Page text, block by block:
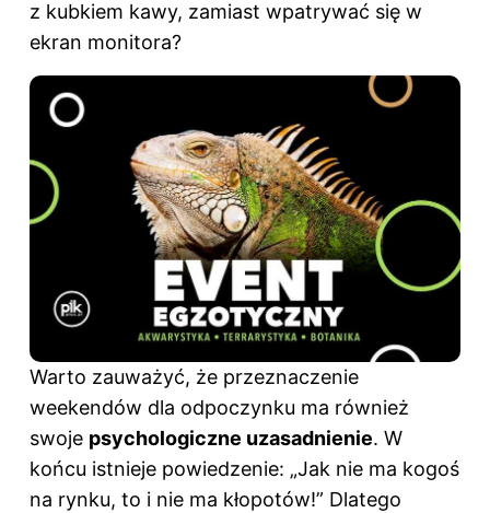
z kubkiem kawy, zamiast wpatrywać się w
ekran monitora?
Warto zauważyć, że przeznaczenie
weekendów dla odpoczynku ma również
swoje psychologiczne uzasadnienie. W
końcu istnieje powiedzenie: „Jak nie ma kogoś
na rynku, to i nie ma kłopotów!” Dlatego